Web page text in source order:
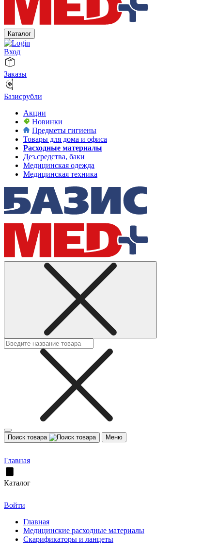
Каталог
Вход
Заказы
Базисрубли
Акции
Новинки
Предметы гигиены
Товары для дома и офиса
Расходные материалы
Дез.средства, баки
Медицинская одежда
Медицинская техника
Поиск товара Меню
Главная
Каталог
Войти
Главная
Медицинские расходные материалы
Скарификаторы и ланцеты